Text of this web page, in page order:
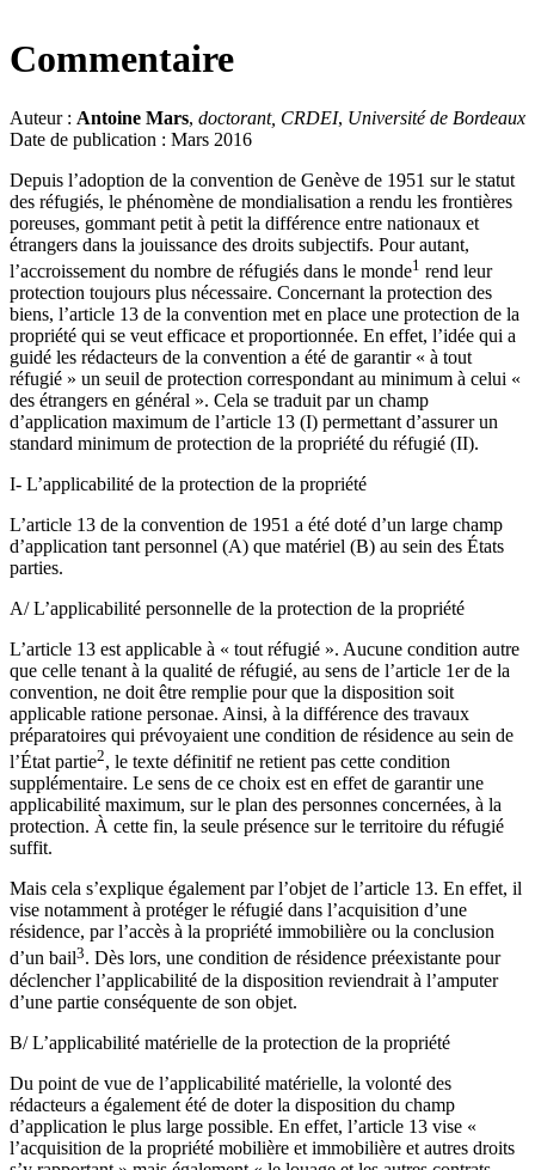
Commentaire
Auteur : Antoine Mars, doctorant, CRDEI, Université de Bordeaux
Date de publication : Mars 2016
Depuis l’adoption de la convention de Genève de 1951 sur le statut
des réfugiés, le phénomène de mondialisation a rendu les frontières
poreuses, gommant petit à petit la différence entre nationaux et
étrangers dans la jouissance des droits subjectifs. Pour autant,
l’accroissement du nombre de réfugiés dans le monde1 rend leur
protection toujours plus nécessaire. Concernant la protection des
biens, l’article 13 de la convention met en place une protection de la
propriété qui se veut efficace et proportionnée. En effet, l’idée qui a
guidé les rédacteurs de la convention a été de garantir « à tout
réfugié » un seuil de protection correspondant au minimum à celui «
des étrangers en général ». Cela se traduit par un champ
d’application maximum de l’article 13 (I) permettant d’assurer un
standard minimum de protection de la propriété du réfugié (II).
I- L’applicabilité de la protection de la propriété
L’article 13 de la convention de 1951 a été doté d’un large champ
d’application tant personnel (A) que matériel (B) au sein des États
parties.
A/ L’applicabilité personnelle de la protection de la propriété
L’article 13 est applicable à « tout réfugié ». Aucune condition autre
que celle tenant à la qualité de réfugié, au sens de l’article 1er de la
convention, ne doit être remplie pour que la disposition soit
applicable ratione personae. Ainsi, à la différence des travaux
préparatoires qui prévoyaient une condition de résidence au sein de
l’État partie2, le texte définitif ne retient pas cette condition
supplémentaire. Le sens de ce choix est en effet de garantir une
applicabilité maximum, sur le plan des personnes concernées, à la
protection. À cette fin, la seule présence sur le territoire du réfugié
suffit.
Mais cela s’explique également par l’objet de l’article 13. En effet, il
vise notamment à protéger le réfugié dans l’acquisition d’une
résidence, par l’accès à la propriété immobilière ou la conclusion
d’un bail3. Dès lors, une condition de résidence préexistante pour
déclencher l’applicabilité de la disposition reviendrait à l’amputer
d’une partie conséquente de son objet.
B/ L’applicabilité matérielle de la protection de la propriété
Du point de vue de l’applicabilité matérielle, la volonté des
rédacteurs a également été de doter la disposition du champ
d’application le plus large possible. En effet, l’article 13 vise «
l’acquisition de la propriété mobilière et immobilière et autres droits